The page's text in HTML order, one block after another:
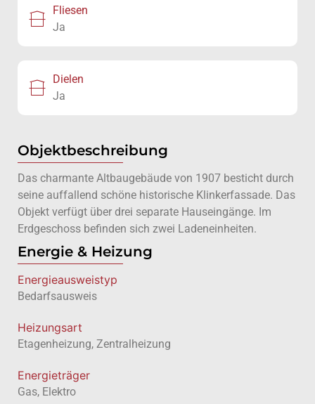
Fliesen
Ja
Dielen
Ja
Objektbeschreibung
Das charmante Altbaugebäude von 1907 besticht durch
seine auffallend schöne historische Klinkerfassade. Das
Objekt verfügt über drei separate Hauseingänge. Im
Erdgeschoss befinden sich zwei Ladeneinheiten.
Energie & Heizung
Energie­ausweistyp
Bedarfsausweis
Heizungsart
Etagenheizung, Zentralheizung
Energieträger
Gas, Elektro